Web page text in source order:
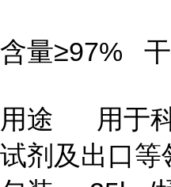
含量≥97%
用途 用于科
试剂及出口等